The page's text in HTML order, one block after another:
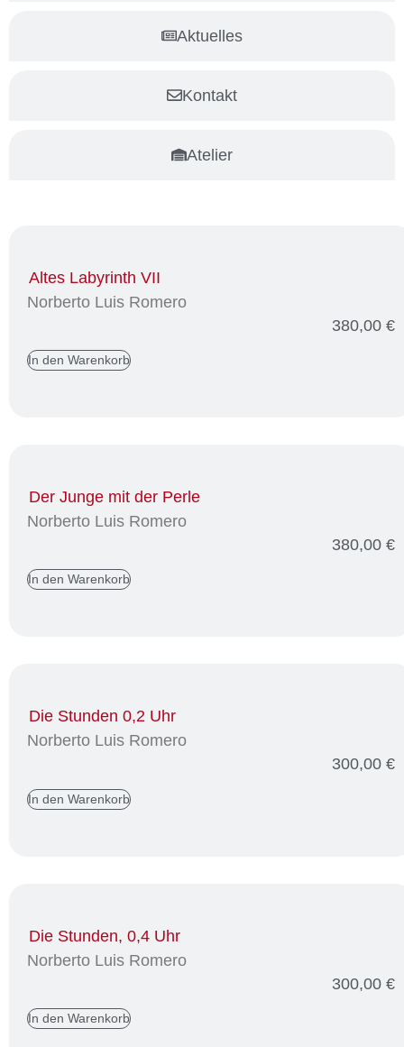
Aktuelles
Kontakt
Atelier
Altes Labyrinth VII
Norberto Luis Romero
380,00 €
In den Warenkorb
Der Junge mit der Perle
Norberto Luis Romero
380,00 €
In den Warenkorb
Die Stunden 0,2 Uhr
Norberto Luis Romero
300,00 €
In den Warenkorb
Die Stunden, 0,4 Uhr
Norberto Luis Romero
300,00 €
In den Warenkorb